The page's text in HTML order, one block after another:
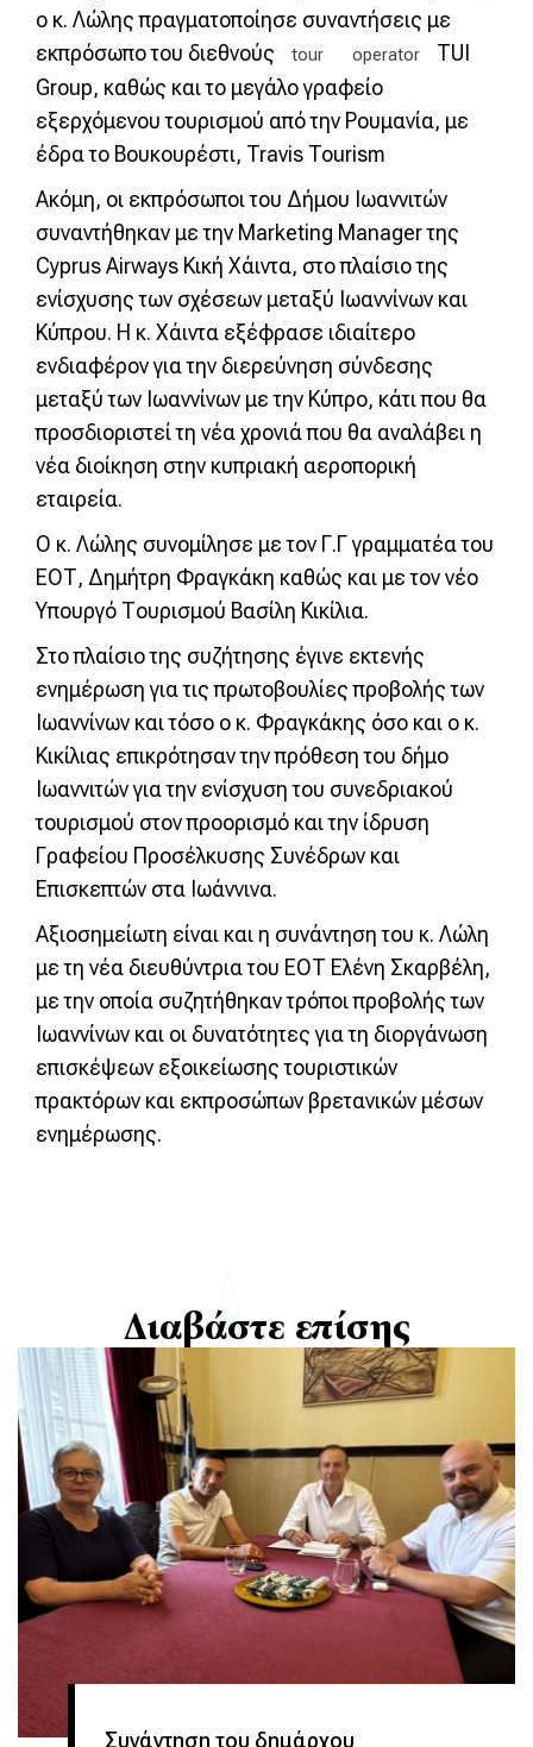
ο κ. Λώλης πραγματοποίησε συναντήσεις με
εκπρόσωπο του διεθνούς
tour operator
TUI
Group, καθώς και το μεγάλο γραφείο
εξερχόμενου τουρισμού από την Ρουμανία, με
έδρα το Βουκουρέστι, Travis Tourism
Ακόμη, οι εκπρόσωποι του Δήμου Ιωαννιτών
συναντήθηκαν με την Marketing Manager της
Cyprus Airways Κική Χάιντα, στο πλαίσιο της
ενίσχυσης των σχέσεων μεταξύ Ιωαννίνων και
Κύπρου. Η κ. Χάιντα εξέφρασε ιδιαίτερο
ενδιαφέρον για την διερεύνηση σύνδεσης
μεταξύ των Ιωαννίνων με την Κύπρο, κάτι που θα
προσδιοριστεί τη νέα χρονιά που θα αναλάβει η
νέα διοίκηση στην κυπριακή αεροπορική
εταιρεία.
Ο κ. Λώλης συνομίλησε με τον Γ.Γ γραμματέα του
ΕΟΤ, Δημήτρη Φραγκάκη καθώς και με τον νέο
Υπουργό Τουρισμού Βασίλη Κικίλια.
Στο πλαίσιο της συζήτησης έγινε εκτενής
ενημέρωση για τις πρωτοβουλίες προβολής των
Ιωαννίνων και τόσο ο κ. Φραγκάκης όσο και ο κ.
Κικίλιας επικρότησαν την πρόθεση του δήμο
Ιωαννιτών για την ενίσχυση του συνεδριακού
τουρισμού στον προορισμό και την ίδρυση
Γραφείου Προσέλκυσης Συνέδρων και
Επισκεπτών στα Ιωάννινα.
Αξιοσημείωτη είναι και η συνάντηση του κ. Λώλη
με τη νέα διευθύντρια του ΕΟΤ Ελένη Σκαρβέλη,
με την οποία συζητήθηκαν τρόποι προβολής των
Ιωαννίνων και οι δυνατότητες για τη διοργάνωση
επισκέψεων εξοικείωσης τουριστικών
πρακτόρων και εκπροσώπων βρετανικών μέσων
ενημέρωσης.
Διαβάστε επίσης
Συνάντηση του δημάρχου